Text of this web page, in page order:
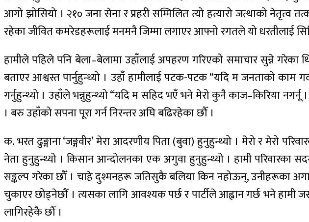
आगो झोसियो । २१० जना सेना र प्रहरी सम्मिलित त्यो हत्यारो जत्थाको
रहेका जीवित कमरेडहरूलाई मनमनै जिम्मा लगाएर आफ्नो रगतले यो धरतीलाई
हामीले पहिले पनि बेला–बेलामा उहाँलाई अपहरण गरिएको समाचार सुन्ने गरेका
बताएर आश्वस्त पार्नुहुन्थ्यो । उहाँ हामीलाई पटक-पटक “यदि म जनताको काम
गर्नुहुन्थ्यो । उहाँले भन्नुहुन्थ्यो “यदि म सहिद भएँ भने मेरो कुनै काज–किरिया
। बरु उहाँको सपना पूरा गर्न निरन्तर अघि बढिरहेका छौँ ।
क. भरत ढुङ्गाना ‘जङ्गवीर’ मेरा आदरणीय पिता (बुवा) हुनुहुन्थ्यो । मेरो र मेरो
नेता हुनुहुन्थ्यो । किसान आन्दोलनका एक अगुवा हुनुहुन्थ्यो । हामी परिवारका
सङ्कल्प गरेका छौँ । चाहे दुश्मनहरू जतिसुकै बलिया किन नहोऊन्, उनीहरूका
चुकाएर छोड्नेछौँ । त्यसका लागि आवश्यक पर्छ र पार्टीले आह्वान गर्छ भने हामी
लागिरहेकै छौँ ।